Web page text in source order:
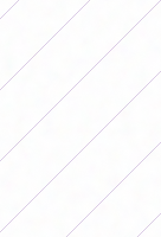
a sus
se
Los Andes
fecha,
Torneo